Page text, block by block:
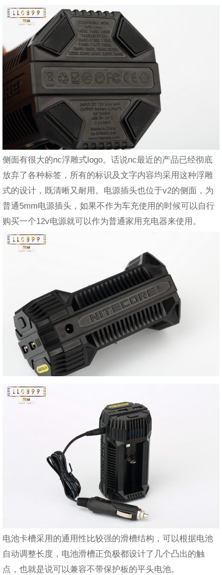
侧面有很大的nc浮雕式logo。话说nc最近的产品已经彻底
放弃了各种标签，所有的标识及文字内容均采用这种浮雕
式的设计，既清晰又耐用。电源插头也位于v2的侧面，为
普通5mm电源插头，如果不作为车充使用的时候可以自行
购买一个12v电源就可以作为普通家用充电器来使用。
电池卡槽采用的通用性比较强的滑槽结构，可以根据电池
自动调整长度，电池滑槽正负极都设计了几个凸出的触
点，也就是说可以兼容不带保护板的平头电池。